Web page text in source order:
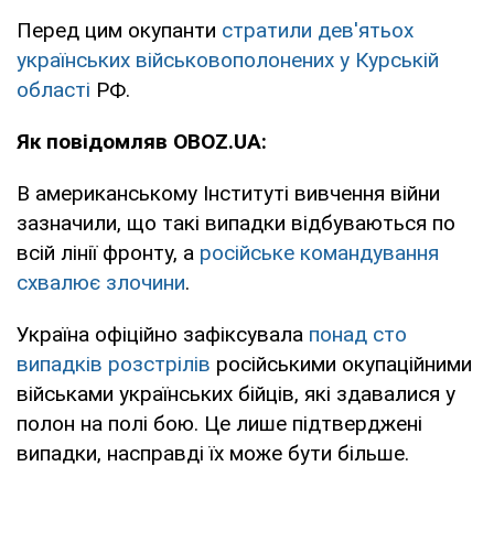
Перед цим окупанти стратили дев'ятьох
українських військовополонених у Курській
області РФ.
Як повідомляв OBOZ.UA:
В американському Інституті вивчення війни
зазначили, що такі випадки відбуваються по
всій лінії фронту, а російське командування
схвалює злочини.
Україна офіційно зафіксувала понад сто
випадків розстрілів російськими окупаційними
військами українських бійців, які здавалися у
полон на полі бою. Це лише підтверджені
випадки, насправді їх може бути більше.